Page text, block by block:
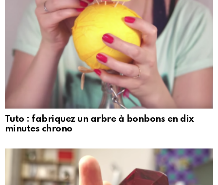
Tuto : fabriquez un arbre à bonbons en dix
minutes chrono